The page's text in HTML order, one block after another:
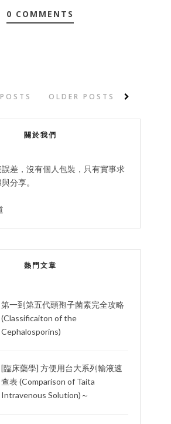
0 COMMENTS
OLDER POSTS
關於我們
差，沒有個人包裝，只有實事求
分享。
熱門文章
第一到第五代頭孢子菌素完全攻略
(Classificaiton of the
Cephalosporins)
[臨床藥學] 方便用台大系列輸液速
查表 (Comparison of Taita
Intravenous Solution)～